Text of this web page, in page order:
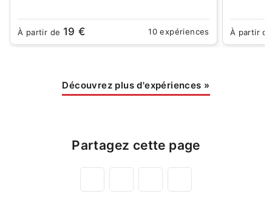
À partir de 19 € 10 expériences À partir
Découvrez plus d'expériences »
Partagez cette page